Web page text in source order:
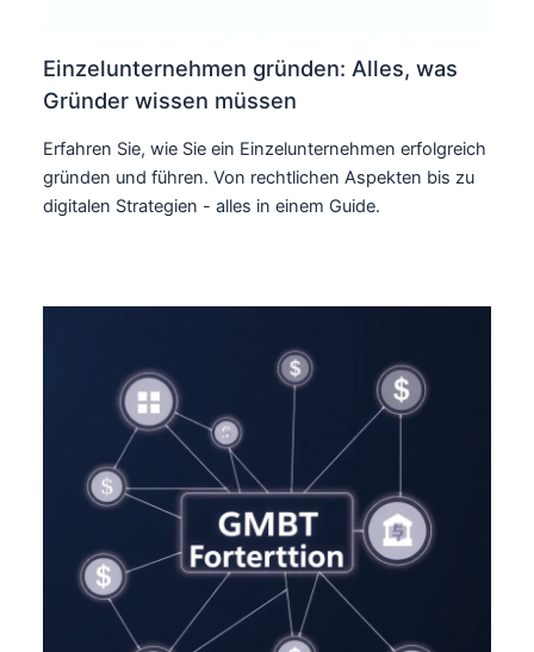
Einzelunternehmen gründen: Alles, was
Gründer wissen müssen
Erfahren Sie, wie Sie ein Einzelunternehmen erfolgreich
gründen und führen. Von rechtlichen Aspekten bis zu
digitalen Strategien - alles in einem Guide.